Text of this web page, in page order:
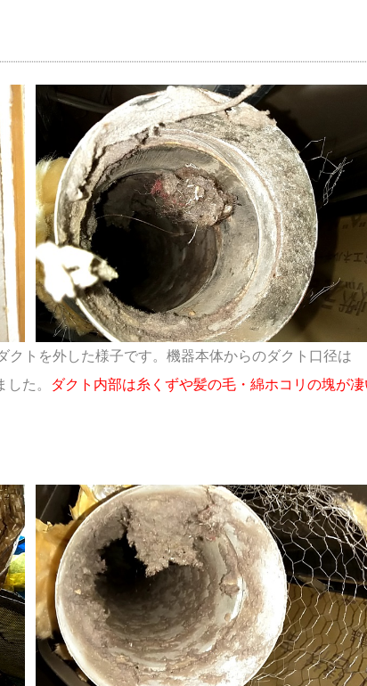
トを外した様子です。 機器本体からのダクト口径は
た。
ダクト内部は糸くずや髪の毛・綿ホコリの塊が凄